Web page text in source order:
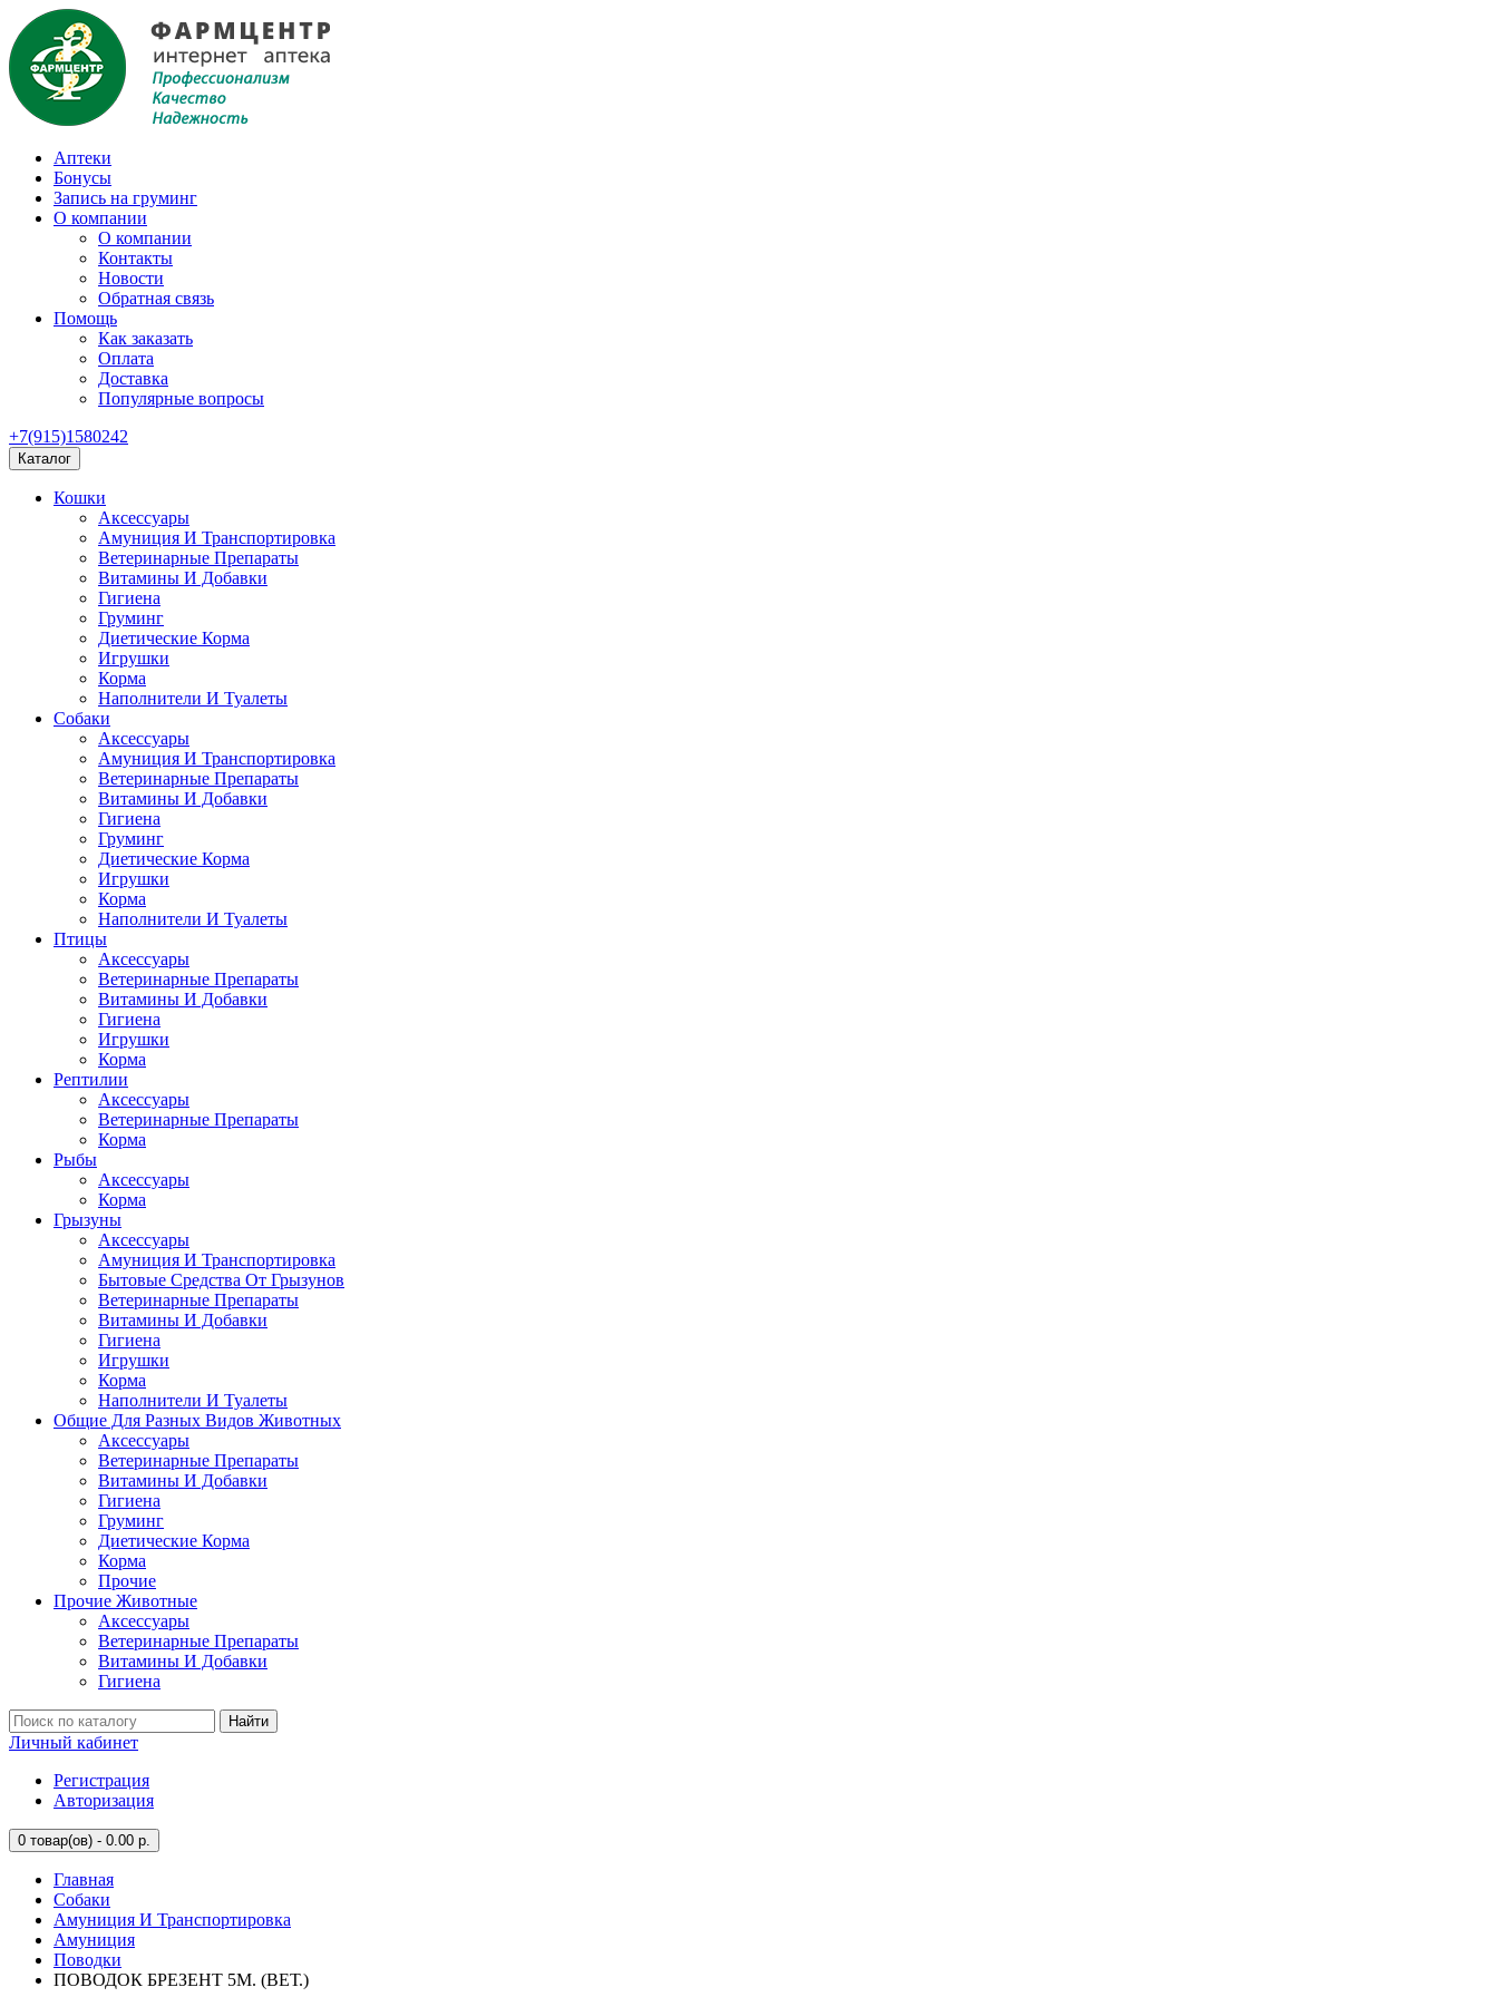
Аптеки
Бонусы
Запись на груминг
О компании
О компании
Контакты
Новости
Обратная связь
Помощь
Как заказать
Оплата
Доставка
Популярные вопросы
+7(915)1580242
Каталог
Кошки
Аксессуары
Амуниция И Транспортировка
Ветеринарные Препараты
Витамины И Добавки
Гигиена
Груминг
Диетические Корма
Игрушки
Корма
Наполнители И Туалеты
Собаки
Аксессуары
Амуниция И Транспортировка
Ветеринарные Препараты
Витамины И Добавки
Гигиена
Груминг
Диетические Корма
Игрушки
Корма
Наполнители И Туалеты
Птицы
Аксессуары
Ветеринарные Препараты
Витамины И Добавки
Гигиена
Игрушки
Корма
Рептилии
Аксессуары
Ветеринарные Препараты
Корма
Рыбы
Аксессуары
Корма
Грызуны
Аксессуары
Амуниция И Транспортировка
Бытовые Средства От Грызунов
Ветеринарные Препараты
Витамины И Добавки
Гигиена
Игрушки
Корма
Наполнители И Туалеты
Общие Для Разных Видов Животных
Аксессуары
Ветеринарные Препараты
Витамины И Добавки
Гигиена
Груминг
Диетические Корма
Корма
Прочие
Прочие Животные
Аксессуары
Ветеринарные Препараты
Витамины И Добавки
Гигиена
Найти
Личный кабинет
Регистрация
Авторизация
0 товар(ов) - 0.00 р.
Главная
Собаки
Амуниция И Транспортировка
Амуниция
Поводки
ПОВОДОК БРЕЗЕНТ 5М. (ВЕТ.)